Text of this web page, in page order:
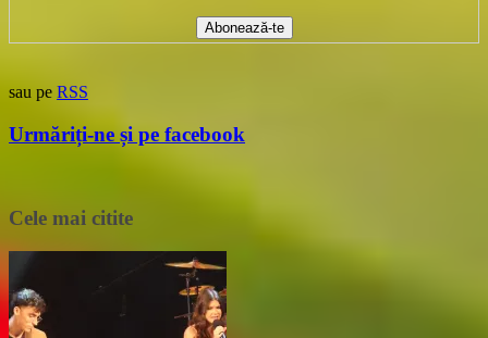
sau pe RSS
Urmăriți-ne și pe facebook
Cele mai citite